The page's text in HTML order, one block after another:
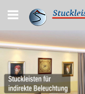
to
Content